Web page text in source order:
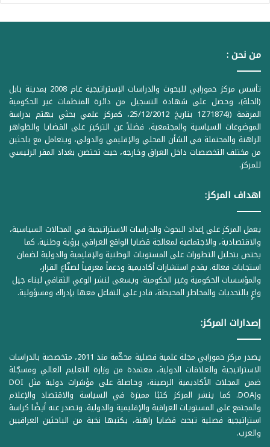
من نحن :
تأسس مركز حمورابي للبحوث والدراسات الإستراتيجية عام 2008 بمدينة بابل
(الحلة)، وحصل على شهادة التسجيل من دائرة المنظمات غير الحكومية
المرقمة ((1Z71874 بتاريخ 25/12/2012، كمركز علمي بحثي يهتم بدراسة
الموضوعات السياسية والمجتمعية، فضلاً عن التركيز على القضايا والظواهر
الراهنة والمحتملة في الشأن المحلي والإقليمي والدولي، ويتعامل مع باحثين
من مختلف التخصصات داخل العراق وخارجه، حيث تحتضن بغداد المقر الرئيسي
للمركز.
اهداف المركز:
يعمل المركز على إعداد البحوث والدراسات الاستراتيجية في المجالات السياسية،
والاقتصادية، والاجتماعية لمعالجة قضايا الواقع العراقي برؤية وطنية. كما
يختص بتحليل التطورات على المستويات الوطنية والإقليمية والدولية لضمان
استجابات فعالة. يقدم استشارات أكاديمية ودعماً معرفياً لصنّاع القرار،
والمؤسسات الحكومية وغير الحكومية. ويسعى لنشر الوعي الثقافي لبناء جيل
واعٍ بالتحديات والمخاطر المحيطة، قادر على التفاعل معها بإدراك ومسؤولية.
إصدارات المركز:
يصدر مركز حمورابي مجلة علمية فصلية محكّمة منذ 2011، متخصصة بالدراسات
الاستراتيجية والعلاقات الدولية، معتمدة من وزارة التعليم العالي ومسجّلة
ضمن المجلات الأكاديمية الرصينة، وحاصلة على مؤشرات دولية مثل DOI
وDOAJ. كما ينشر المركز كتبًا مميزة في السياسة والاقتصاد والإعلام
والمجتمع على المستويات العراقية والإقليمية والدولية. وتصدر عنه أيضًا كراسة
استراتيجية فصلية تبحث قضايا راهنة، يكتبها نخبة من الباحثين العراقيين
والعرب.